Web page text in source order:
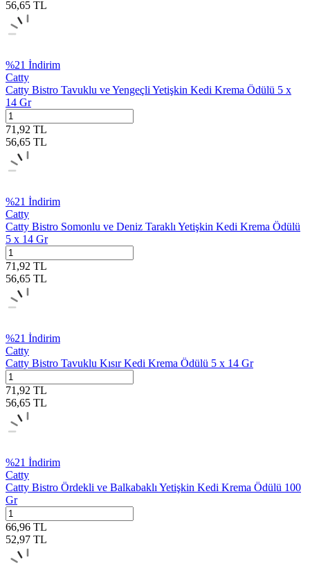
56,65 TL
%21 İndirim
Catty
Catty Bistro Tavuklu ve Yengeçli Yetişkin Kedi Krema Ödülü 5 x
14 Gr
71,92 TL
56,65 TL
%21 İndirim
Catty
Catty Bistro Somonlu ve Deniz Taraklı Yetişkin Kedi Krema Ödülü
5 x 14 Gr
71,92 TL
56,65 TL
%21 İndirim
Catty
Catty Bistro Tavuklu Kısır Kedi Krema Ödülü 5 x 14 Gr
71,92 TL
56,65 TL
%21 İndirim
Catty
Catty Bistro Ördekli ve Balkabaklı Yetişkin Kedi Krema Ödülü 100
Gr
66,96 TL
52,97 TL